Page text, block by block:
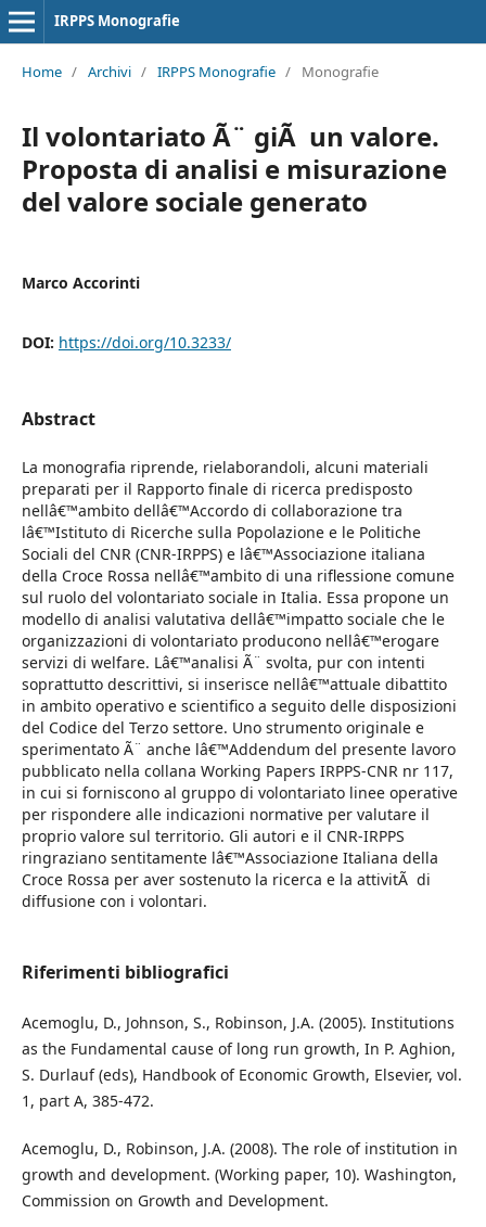
IRPPS Monografie
Home / Archivi / IRPPS Monografie / Monografie
Il volontariato Ã¨ giÃ un valore.
Proposta di analisi e misurazione
del valore sociale generato
Marco Accorinti
DOI: https://doi.org/10.3233/
Abstract
La monografia riprende, rielaborandoli, alcuni materiali
preparati per il Rapporto finale di ricerca predisposto
nellâ€™ambito dellâ€™Accordo di collaborazione tra
lâ€™Istituto di Ricerche sulla Popolazione e le Politiche
Sociali del CNR (CNR-IRPPS) e lâ€™Associazione italiana
della Croce Rossa nellâ€™ambito di una riflessione comune
sul ruolo del volontariato sociale in Italia. Essa propone un
modello di analisi valutativa dellâ€™impatto sociale che le
organizzazioni di volontariato producono nellâ€™erogare
servizi di welfare. Lâ€™analisi Ã¨ svolta, pur con intenti
soprattutto descrittivi, si inserisce nellâ€™attuale dibattito
in ambito operativo e scientifico a seguito delle disposizioni
del Codice del Terzo settore. Uno strumento originale e
sperimentato Ã¨ anche lâ€™Addendum del presente lavoro
pubblicato nella collana Working Papers IRPPS-CNR nr 117,
in cui si forniscono al gruppo di volontariato linee operative
per rispondere alle indicazioni normative per valutare il
proprio valore sul territorio. Gli autori e il CNR-IRPPS
ringraziano sentitamente lâ€™Associazione Italiana della
Croce Rossa per aver sostenuto la ricerca e la attivitÃ di
diffusione con i volontari.
Riferimenti bibliografici
Acemoglu, D., Johnson, S., Robinson, J.A. (2005). Institutions
as the Fundamental cause of long run growth, In P. Aghion,
S. Durlauf (eds), Handbook of Economic Growth, Elsevier, vol.
1, part A, 385-472.
Acemoglu, D., Robinson, J.A. (2008). The role of institution in
growth and development. (Working paper, 10). Washington,
Commission on Growth and Development.